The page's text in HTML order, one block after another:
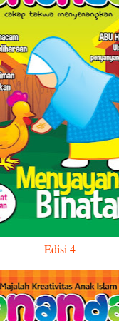
Edisi 4